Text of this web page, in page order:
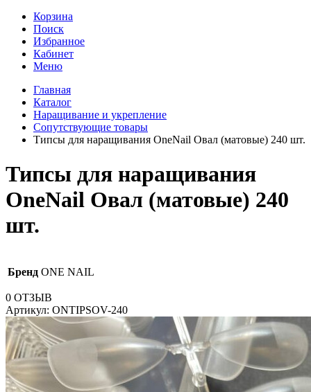
Корзина
Поиск
Избранное
Кабинет
Меню
Главная
Каталог
Наращивание и укрепление
Сопутствующие товары
Типсы для наращивания OneNail Овал (матовые) 240 шт.
Типсы для наращивания
OneNail Овал (матовые) 240
шт.
Бренд ONE NAIL
0 ОТЗЫВ
Артикул: ONTIPSOV-240